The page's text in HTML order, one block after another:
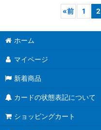
«前 1 2
ホーム
マイページ
新着商品
カードの状態表記について
ショッピングカート